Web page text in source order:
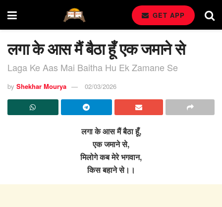
GET APP
लगा के आस मैं बैठा हूँ एक जमाने से
Laga Ke Aas Mai Baitha Hu Ek Zamane Se
by Shekhar Mourya 02/03/2026
लगा के आस मैं बैठा हूँ,
एक जमाने से,
मिलोगे कब मेरे भगवान,
किस बहाने से।।